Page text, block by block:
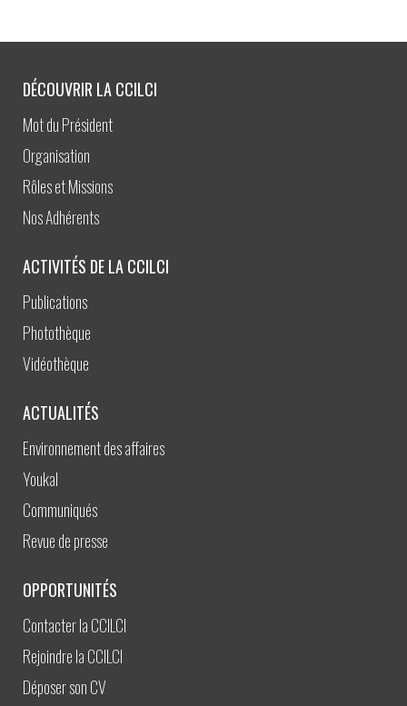
DÉCOUVRIR LA CCILCI
Mot du Président
Organisation
Rôles et Missions
Nos Adhérents
ACTIVITÉS DE LA CCILCI
Publications
Photothèque
Vidéothèque
ACTUALITÉS
Environnement des affaires
Youkal
Communiqués
Revue de presse
OPPORTUNITÉS
Contacter la CCILCI
Rejoindre la CCILCI
Déposer son CV